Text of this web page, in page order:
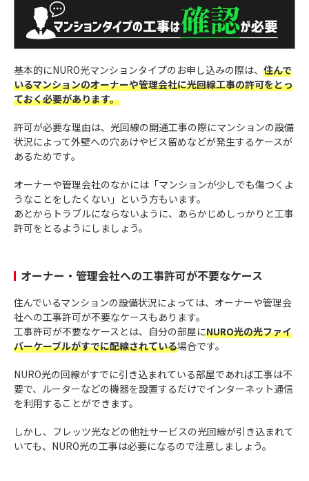
基本的にNURO光マンションタイプのお申し込みの際は、 住んで
いるマンションのオーナーや管理会社に光回線工事の許可をとっ
ておく必要があります。
許可が必要な理由は、光回線の開通工事の際にマンションの設備
状況によって外壁への穴あけやビス留めなどが発生するケースが
あるためです。
オーナーや管理会社のなかには「マンションが少しでも傷つくよ
うなことをしたくない」という方もいます。
あとからトラブルにならないように、あらかじめしっかりと工事
許可をとるようにしましょう。
オーナー・管理会社への工事許可が不要なケース
住んでいるマンションの設備状況によっては、オーナーや管理会
社への工事許可が不要なケースもあります。
工事許可が不要なケースとは、自分の部屋にNURO光の光ファイ
バーケーブルがすでに配線されている場合です。
NURO光の回線がすでに引き込まれている部屋であれば工事は不
要で、ルーターなどの機器を設置するだけでインターネット通信
を利用することができます。
しかし、フレッツ光などの他社サービスの光回線が引き込まれて
いても、NURO光の工事は必要になるので注意しましょう。